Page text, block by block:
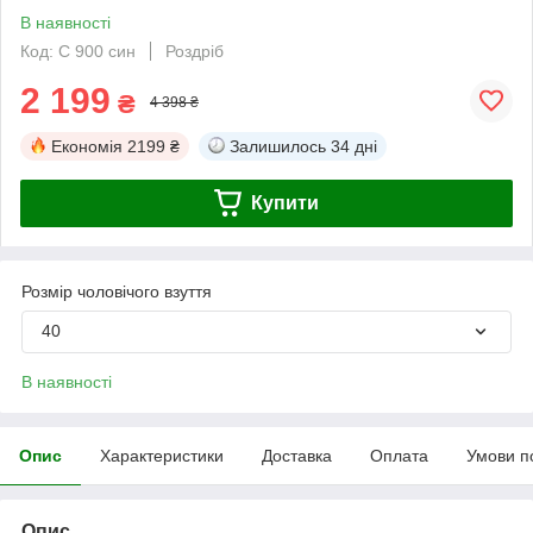
В наявності
Код: С 900 син
Роздріб
2 199 ₴ 4 398 ₴
Економія 2199 ₴ Залишилось 34 дні
Купити
Розмір чоловічого взуття
40
В наявності
Опис Характеристики Доставка Оплата Умови